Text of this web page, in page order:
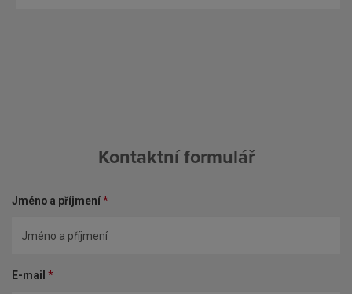
Kontaktní formulář
Jméno a příjmení*
E-mail *